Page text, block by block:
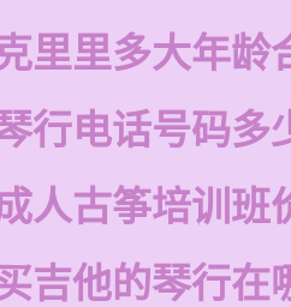
里里多大年龄
行电话号码多
人古筝培训班
吉他的琴行在